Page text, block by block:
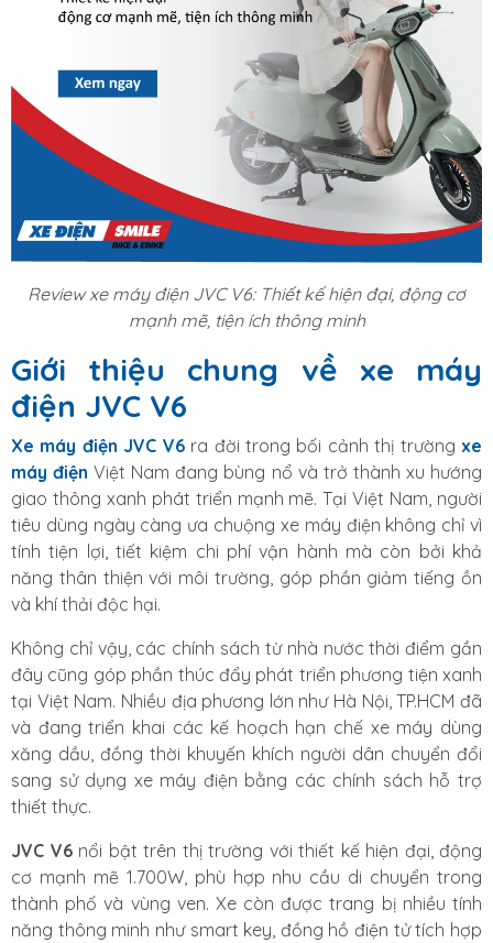
Review xe máy điện JVC V6: Thiết kế hiện đại, động cơ
mạnh mẽ, tiện ích thông minh
Giới thiệu chung về xe máy
điện JVC V6
Xe máy điện JVC V6ra đời trong bối cảnh thị trường xe
máy điện Việt Nam đang bùng nổ và trở thành xu hướng
giao thông xanh phát triển mạnh mẽ. Tại Việt Nam, người
tiêu dùng ngày càng ưa chuộng xe máy điện không chỉ vì
tính tiện lợi, tiết kiệm chi phí vận hành mà còn bởi khả
năng thân thiện với môi trường, góp phần giảm tiếng ồn
và khí thải độc hại.
Không chỉ vậy, các chính sách từ nhà nước thời điểm gần
đây cũng góp phần thúc đẩy phát triển phương tiện xanh
tại Việt Nam. Nhiều địa phương lớn như Hà Nội, TP.HCM đã
và đang triển khai các kế hoạch hạn chế xe máy dùng
xăng dầu, đồng thời khuyến khích người dân chuyển đổi
sang sử dụng xe máy điện bằng các chính sách hỗ trợ
thiết thực.
JVC V6nổi bật trên thị trường với thiết kế hiện đại, động
cơ mạnh mẽ 1.700W, phù hợp nhu cầu di chuyển trong
thành phố và vùng ven. Xe còn được trang bị nhiều tính
năng thông minh như smart key, đồng hồ điện tử tích hợp